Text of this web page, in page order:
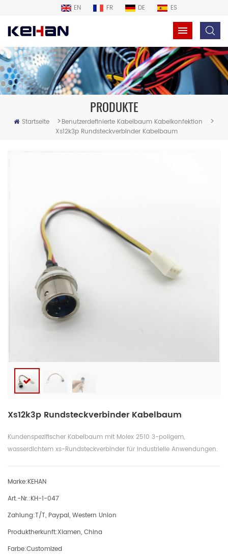
EN FR DE ES
PRODUKTE
Startseite >Benutzerdefinierte Kabelbaum Kabelkonfektion >
Xs12k3p Rundsteckverbinder Kabelbaum
Xs12k3p Rundsteckverbinder Kabelbaum
Kundenspezifischer Kabelbaum mit Molex 2510 3-poligem,
wasserdichtem xs-Rundsteckverbinder für industrielle Anwendungen.
Marke:KEHAN
Art.-Nr.:KH-1-047
Zahlung:T/T, Paypal, Western Union
Produktherkunft:Xiamen, China
Farbe:Customized